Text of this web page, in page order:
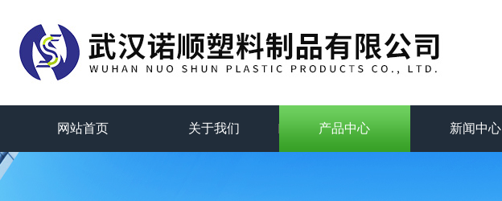
网站首页 关于我们 产品中心 新闻中心